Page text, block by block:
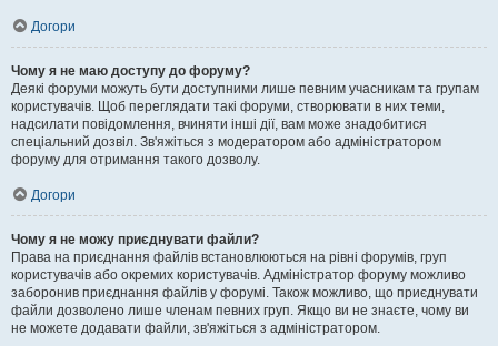
Догори
Чому я не маю доступу до форуму?
Деякі форуми можуть бути доступними лише певним учасникам та групам
користувачів. Щоб переглядати такі форуми, створювати в них теми,
надсилати повідомлення, вчиняти інші дії, вам може знадобитися
спеціальний дозвіл. Зв'яжіться з модератором або адміністратором
форуму для отримання такого дозволу.
Догори
Чому я не можу приєднувати файли?
Права на приєднання файлів встановлюються на рівні форумів, груп
користувачів або окремих користувачів. Адміністратор форуму можливо
заборонив приєднання файлів у форумі. Також можливо, що приєднувати
файли дозволено лише членам певних груп. Якщо ви не знаєте, чому ви
не можете додавати файли, зв'яжіться з адміністратором.